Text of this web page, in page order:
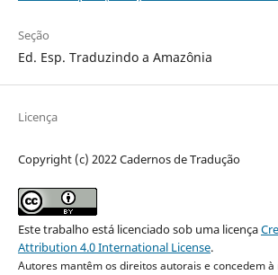
Seção
Ed. Esp. Traduzindo a Amazônia
Licença
Copyright (c) 2022 Cadernos de Tradução
Este trabalho está licenciado sob uma licença
Attribution 4.0 International License.
Autores mantêm os direitos autorais e concedem